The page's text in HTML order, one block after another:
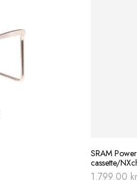
SRAM
cassette/
1.799.00 kr